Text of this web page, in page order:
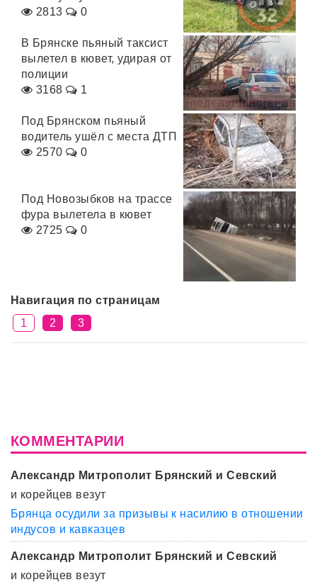
2813
0
В Брянске пьяный таксист
вылетел в кювет, удирая от
полиции
3168
1
Под Брянском пьяный
водитель ушёл с места ДТП
2570
0
Под Новозыбков на трассе
фура вылетела в кювет
2725
0
Навигация по страницам
1
2 3
КОММЕНТАРИИ
Александр Митрополит Брянский и Севский
и корейцев везут
Брянца осудили за призывы к насилию в отношении
индусов и кавказцев
Александр Митрополит Брянский и Севский
и корейцев везут